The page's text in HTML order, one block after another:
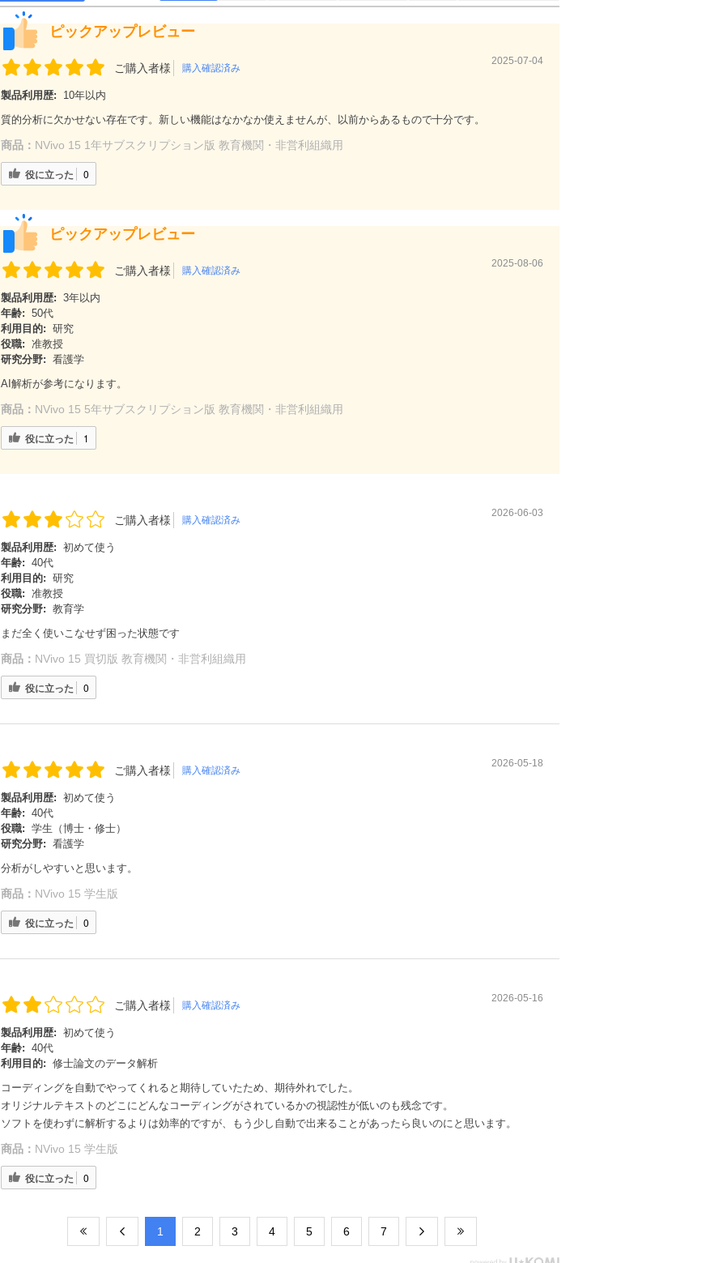
ピックアップレビュー
ご購入者様 購入確認済み
2025-07-04
製品利用歴:
10年以内
質的分析に欠かせない存在です。新しい機能はなかなか使えませんが、以前からあるもので十分です。
商品： NVivo 15 1年サブスクリプション版 教育機関・非営利組織用
役に立った 0
ピックアップレビュー
ご購入者様 購入確認済み
2025-08-06
製品利用歴: 3年以内
年齢: 50代
利用目的: 研究
役職: 准教授
研究分野: 看護学
AI解析が参考になります。
商品： NVivo 15 5年サブスクリプション版 教育機関・非営利組織用
役に立った 1
ご購入者様 購入確認済み
2026-06-03
製品利用歴: 初めて使う
年齢: 40代
利用目的: 研究
役職: 准教授
研究分野: 教育学
まだ全く使いこなせず困った状態です
商品： NVivo 15 買切版 教育機関・非営利組織用
役に立った 0
ご購入者様 購入確認済み
2026-05-18
製品利用歴: 初めて使う
年齢: 40代
役職: 学生（博士・修士）
研究分野: 看護学
分析がしやすいと思います。
商品： NVivo 15 学生版
役に立った 0
ご購入者様 購入確認済み
2026-05-16
製品利用歴: 初めて使う
年齢: 40代
利用目的: 修士論文のデータ解析
コーディングを自動でやってくれると期待していたため、期待外れでした。
オリジナルテキストのどこにどんなコーディングがされているかの視認性が低いのも残念です。
ソフトを使わずに解析するよりは効率的ですが、もう少し自動で出来ることがあったら良いのにと思います。
商品： NVivo 15 学生版
役に立った 0
​1 ​2 ​3 ​4 ​5 ​6 ​7